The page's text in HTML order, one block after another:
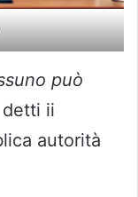
può
ii
autorità